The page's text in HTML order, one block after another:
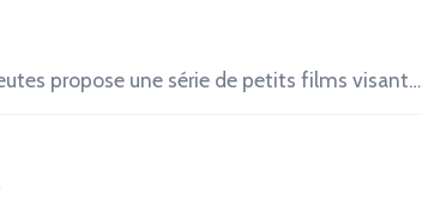
propose une série de petits films visant…